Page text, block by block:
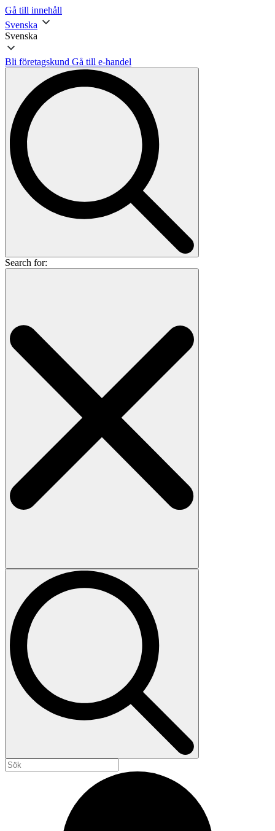
Gå till innehåll
Svenska
Svenska
Bli företagskund Gå till e-handel
Search for: